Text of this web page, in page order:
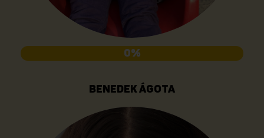
0%
BENEDEK ÁGOTA